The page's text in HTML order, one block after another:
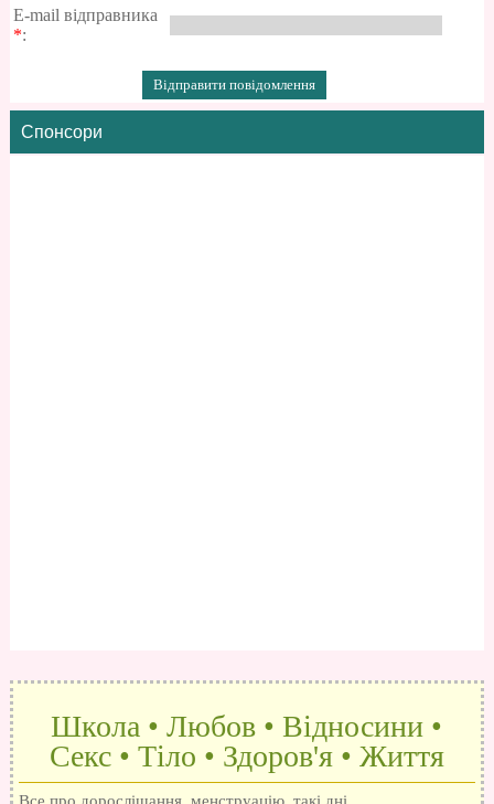
E-mail відправника
*:
Спонсори
Школа • Любов • Відносини •
Секс • Тіло • Здоров'я • Життя